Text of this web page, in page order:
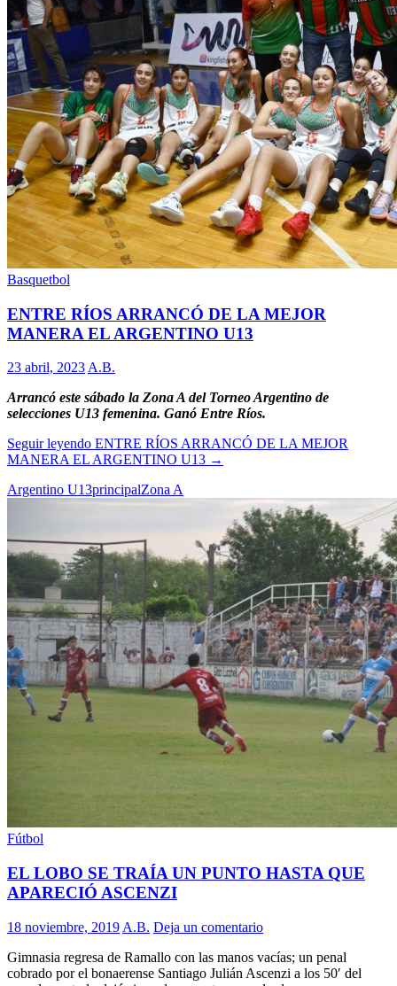
Basquetbol
ENTRE RÍOS ARRANCÓ DE LA MEJOR
MANERA EL ARGENTINO U13
23 abril, 2023 A.B.
Arrancó este sábado la Zona A del Torneo Argentino de
selecciones U13 femenina. Ganó Entre Ríos.
Seguir leyendo ENTRE RÍOS ARRANCÓ DE LA MEJOR
MANERA EL ARGENTINO U13 →
Argentino U13principalZona A
Fútbol
EL LOBO SE TRAÍA UN PUNTO HASTA QUE
APARECIÓ ASCENZI
18 noviembre, 2019 A.B. Deja un comentario
Gimnasia regresa de Ramallo con las manos vacías; un penal
cobrado por el bonaerense Santiago Julián Ascenzi a los 50′ del